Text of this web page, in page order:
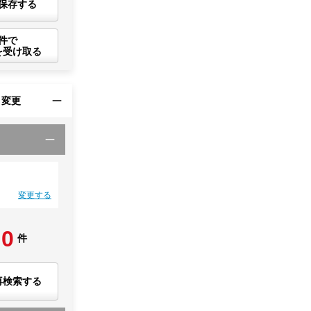
存する
で
受け取る
更
変更する
0 件
検索する